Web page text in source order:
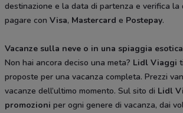
destinazione e la data di partenza e verifica la
pagare con Visa, Mastercard e Postepay.
Vacanze sulla neve o in una spiaggia
Non hai ancora deciso una meta? Lidl Viaggi
proposte per una vacanza completa. Prezzi
vacanze dell’ultimo momento. Sul sito di Lidl
promozioni per ogni genere di vacanza, dai